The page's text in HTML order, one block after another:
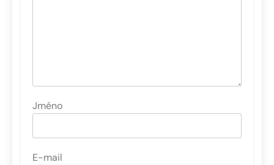
Jméno
E-mail